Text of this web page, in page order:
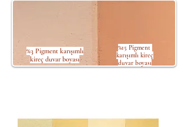
%15 Pigment
karışımlı kireç
duvar boyası
%3 Pigment karışımlı
kireç duvar boyası